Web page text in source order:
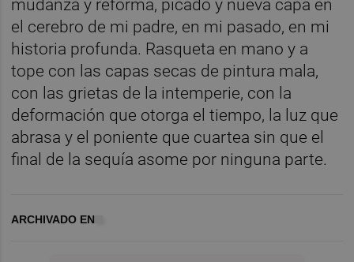
mudanza y reforma, picado y nueva capa en
el cerebro de mi padre, en mi pasado, en mi
historia profunda. Rasqueta en mano y a
tope con las capas secas de pintura mala,
con las grietas de la intemperie, con la
deformación que otorga el tiempo, la luz que
abrasa y el poniente que cuartea sin que el
final de la sequía asome por ninguna parte.
ARCHIVADO EN